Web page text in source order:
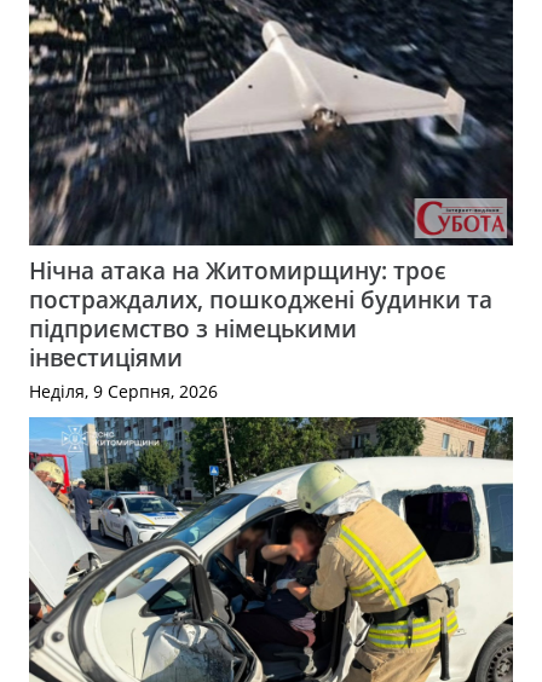
Нічна атака на Житомирщину: троє
постраждалих, пошкоджені будинки та
підприємство з німецькими
інвестиціями
Неділя, 9 Серпня, 2026